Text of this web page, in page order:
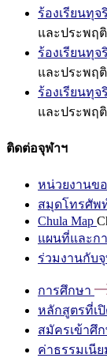
ร้องเรียนทุ
และประพฤ
ร้องเรียนทุ
และประพฤ
ร้องเรียนทุ
และประพฤ
ติดต่อจุฬาฯ
หน่วยงานข
สมุดโทรศัพ
Chula Map
แผนที่และก
ร่วมงานกับ
การศึกษา
หลักสูตรที่เ
สมัครเข้าศึ
ค่าธรรมเนี